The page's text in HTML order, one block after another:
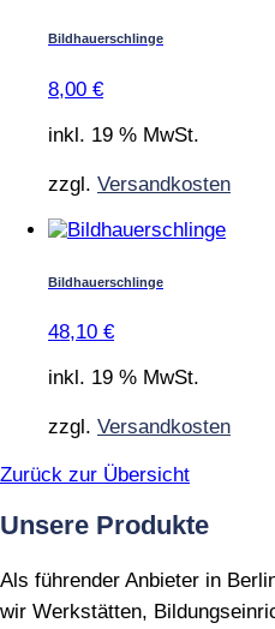
Bildhauerschlinge
8,00 €
inkl. 19 % MwSt.
zzgl. Versandkosten
Bildhauerschlinge
48,10 €
inkl. 19 % MwSt.
zzgl. Versandkosten
Zurück zur Übersicht
Unsere Produkte
Als führender Anbieter in
wir Werkstätten,